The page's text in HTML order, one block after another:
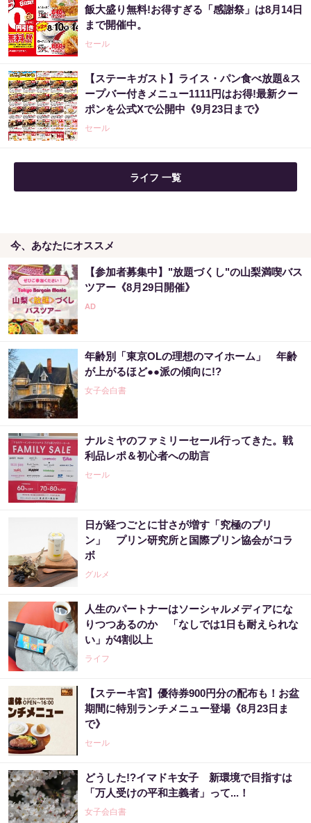
ない
PR（合同会社デジタルファーム ）
「占い師だけが知ってる〝お金が増える人の
共通点〟」
PR（合同会社デジタルファーム ）
飯大盛り無料!お得すぎる「感謝祭」は8月14日
まで開催中。
セール
【ステーキガスト】ライス・パン食べ放題&ス
ープバー付きメニュー1111円はお得!最新クー
ポンを公式Xで公開中《9月23日まで》
セール
ライフ 一覧
今、あなたにオススメ
【参加者募集中】"放題づくし"の山梨満喫バス
ツアー《8月29日開催》
年齢別「東京OLの理想のマイホーム」 年齢
が上がるほど●●派の傾向に!?
女子会白書
ナルミヤのファミリーセール行ってきた。戦
利品レポ＆初心者への助言
セール
日が経つごとに甘さが増す「究極のプリ
ン」 プリン研究所と国際プリン協会がコラ
ボ
グルメ
人生のパートナーはソーシャルメディアにな
りつつあるのか 「なしでは1日も耐えられな
い」が4割以上
ライフ
【ステーキ宮】優待券900円分の配布も！お盆
期間に特別ランチメニュー登場《8月23日ま
で》
セール
どうした!?イマドキ女子 新環境で目指すは
「万人受けの平和主義者」って...！
女子会白書